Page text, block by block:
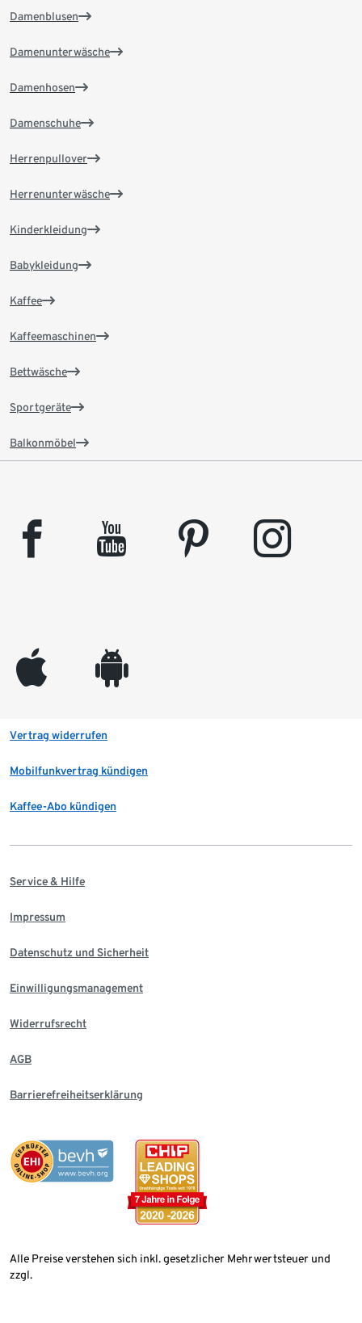
Damenblusen
Damenunterwäsche
Damenhosen
Damenschuhe
Herrenpullover
Herrenunterwäsche
Kinderkleidung
Babykleidung
Kaffee
Kaffeemaschinen
Bettwäsche
Sportgeräte
Balkonmöbel
facebook youtube pinterest instagram
appleinc android
Vertrag widerrufen
Mobilfunkvertrag kündigen
Kaffee-Abo kündigen
Service & Hilfe
Impressum
Datenschutz und Sicherheit
Einwilligungsmanagement
Widerrufsrecht
AGB
Barrierefreiheitserklärung
Alle Preise verstehen sich inkl. gesetzlicher Mehrwertsteuer und
zzgl.